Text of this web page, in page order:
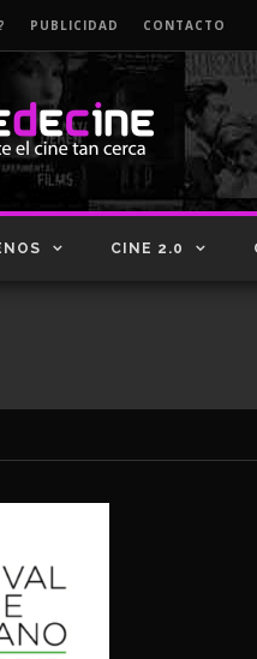
PUBLICIDAD CONTACTO
CINE 2.0